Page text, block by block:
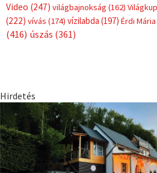
Video (247) világbajnokság (162)
(222) vívás (174) vízilabda (197) Érdi Mária
(416) úszás (361)
Hirdetés